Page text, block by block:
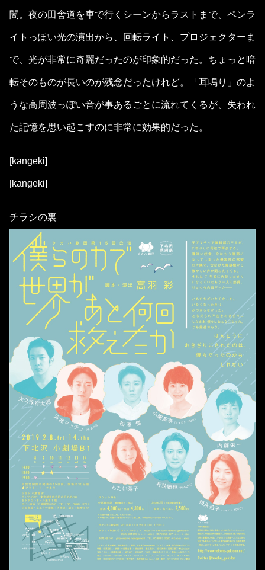
闇。夜の田舎道を車で行くシーンからラストまで、ペンラ
イトっぽい光の演出から、回転ライト、プロジェクターま
で、光が非常に奇麗だったのが印象的だった。ちょっと暗
転そのものが長いのが残念だったけれど。「耳鳴り」のよ
うな高周波っぽい音が事あるごとに流れてくるが、失われ
た記憶を思い起こすのに非常に効果的だった。
[kangeki]
[kangeki]
チラシの裏